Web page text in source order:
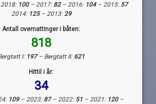
100 – 2017: 82– 2016: 104– 2015: 57
2014: 125– 2013:29
Antall overnattinger i båten:
818
I: 197– Bergtatt II: 621
Hittil i år:
34
109– 2023: 87– 2022: 51– 2021: 120–